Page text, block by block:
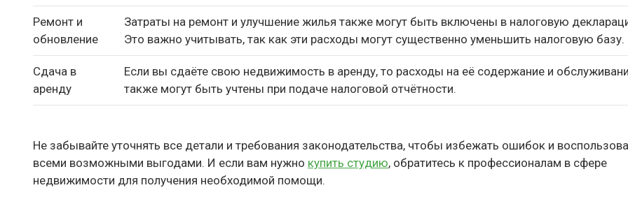
Ремонт и
обновление
Затраты на ремонт и улучшение жилья также могут быть включены в налоговую
Это важно учитывать, так как эти расходы могут существенно уменьшить налоговую базу.
Сдача в
аренду
Если вы сдаёте свою недвижимость в аренду, то расходы на её содержание и
также могут быть учтены при подаче налоговой отчётности.
Не забывайте уточнять все детали и требования законодательства, чтобы избежать ошибок и
всеми возможными выгодами. И если вам нужно купить студию, обратитесь к профессионалам в сфере
недвижимости для получения необходимой помощи.